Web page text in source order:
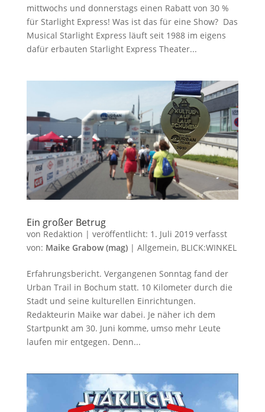
mittwochs und donnerstags einen Rabatt von 30 %
für Starlight Express! Was ist das für eine Show? Das
Musical Starlight Express läuft seit 1988 im eigens
dafür erbauten Starlight Express Theater...
Ein großer Betrug
von Redaktion | veröffentlicht: 1. Juli 2019verfasst
von: Maike Grabow (mag)| Allgemein, BLICK:WINKEL
Erfahrungsbericht. Vergangenen Sonntag fand der
Urban Trail in Bochum statt. 10 Kilometer durch die
Stadt und seine kulturellen Einrichtungen.
Redakteurin Maike war dabei. Je näher ich dem
Startpunkt am 30. Juni komme, umso mehr Leute
laufen mir entgegen. Denn...